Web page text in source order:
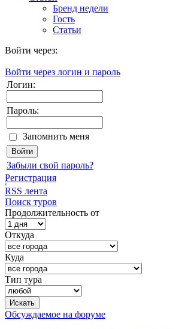
Бренд недели
Гость
Статьи
Войти через:
Войти через логин и пароль
Логин:
Пароль:
Запомнить меня
Забыли свой пароль?
Регистрация
RSS лента
Поиск туров
Продолжительность от
Откуда
Куда
Тип тура
Обсуждаемое на форуме